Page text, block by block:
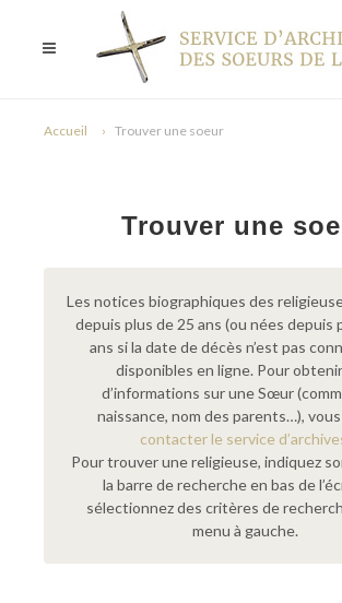
Accueil Trouver une soeur
Trouver une
Les notices biographiques des
depuis plus de 25 ans (ou nées depuis
ans si la date de décès n’est pas
disponibles en ligne. Pour
d’informations sur une Sœur
naissance, nom des parents…),
contacter le service
Pour trouver une religieuse, indiquez
la barre de recherche en bas de
sélectionnez des critères de
menu à gauche.